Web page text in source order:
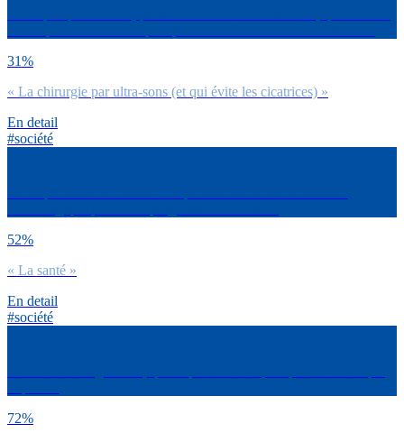
31%
« La chirurgie par ultra-sons (et qui évite les cicatrices) »
En detail
#société
52%
« La santé »
En detail
#société
72%